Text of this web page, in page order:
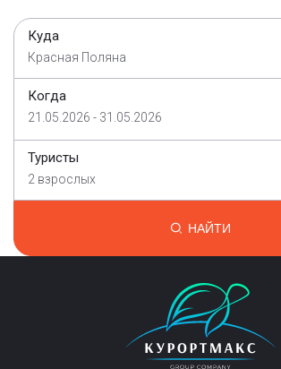
Куда
Красная Поляна
Когда
21.05.2026 - 31.05.2026
Туристы
2 взрослых
НАЙТИ